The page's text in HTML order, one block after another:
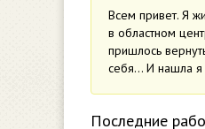
Всем привет. Я
в областном
пришлось
себя… И нашла я
Последние